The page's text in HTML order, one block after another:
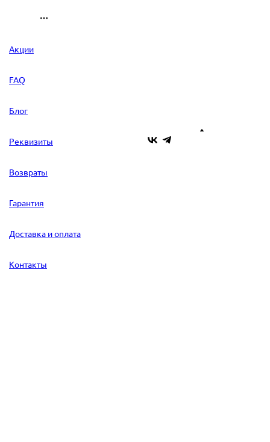
Акции
FAQ
Блог
Реквизиты
Возвраты
Гарантия
Доставка и оплата
Контакты